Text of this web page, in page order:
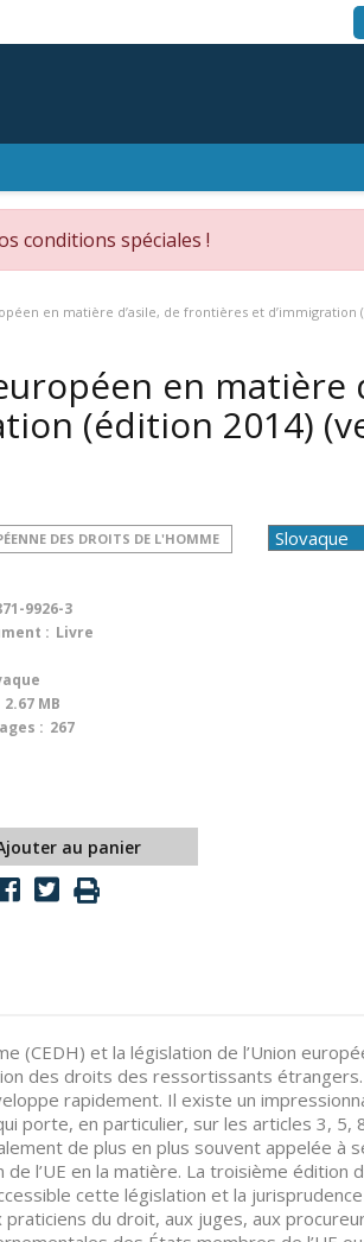
conditions spéciales !
en matière d’asile, de frontières et d’immigration
en matière
(édition 2014)
DES DROITS DE L'HOMME
9926-3
: Livre
2.67 MB
: 267
au panier
(CEDH) et la législation de l’Union
des droits des ressortissants étrangers.
rapidement. Il existe un
porte, en particulier, sur les articles 3, 5,
de plus en plus souvent appelée à
l’UE en la matière. La troisième édition
cette législation et la
praticiens du droit, aux juges, aux